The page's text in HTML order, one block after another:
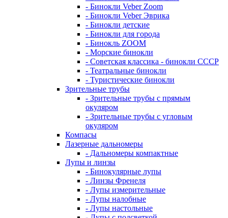
- Бинокли Veber Zoom
- Бинокли Veber Эврика
- Бинокли детские
- Бинокли для города
- Бинокль ZOOM
- Морские бинокли
- Советская классика - бинокли СССР
- Театральные бинокли
- Туристические бинокли
Зрительные трубы
- Зрительные трубы с прямым
окуляром
- Зрительные трубы с угловым
окуляром
Компасы
Лазерные дальномеры
- Дальномеры компактные
Лупы и линзы
- Бинокулярные лупы
- Линзы Френеля
- Лупы измерительные
- Лупы налобные
- Лупы настольные